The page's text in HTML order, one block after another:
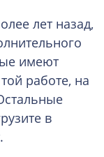
лет назад,
имеют
работе, на
в